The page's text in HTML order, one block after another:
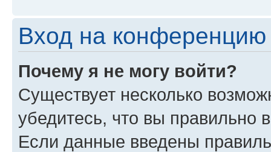
Вход на конференцию
Почему я не могу войти?
Существует несколько
убедитесь, что вы правильно
Если данные введены